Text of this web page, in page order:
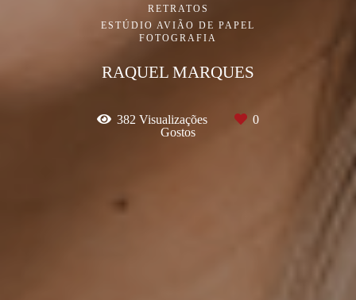
RETRATOS
ESTÚDIO AVIÃO DE PAPEL
FOTOGRAFIA
RAQUEL MARQUES
382 Visualizações
0
Gostos